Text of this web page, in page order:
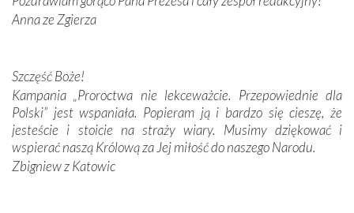
W miejscu objawień Matki Bożej zapaliliśmy świece
Podczas tej kilkudniowej wyprawy na każdym kroku
spotykaliśmy się z serdeczną otwartością
Portugalczyków. Podziwialiśmy ich ludową sztukę i
zwyczaje. Mimo że nasze kraje są od siebie bardzo
oddalone, w żaden sposób nie czuliśmy się obco.
Sprawiła to oczywiście sama Matka Boża, ale też
kulturowa bliskość biorąca swój początek w naszej
Anna ze Zgierza
Szczęść Boże!
Kampania „Proroctwa nie lekceważcie. Przepowiednie dla
Polski” jest wspaniała. Popieram ją i bardzo się cieszę, że
jesteście i stoicie na straży wiary. Musimy dziękować i
wspierać naszą Królową za Jej miłość do naszego Narodu.
Zbigniew z Katowic